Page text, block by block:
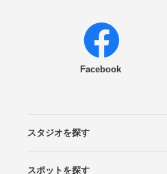
Facebook
スタジオを探す
エリアから探す
こだわりから探す
NEW PHOTO STYLE
プランから探す
フォトタイプ診断
フォトグラファーから探す
国内リゾートから探す
スポットを探す